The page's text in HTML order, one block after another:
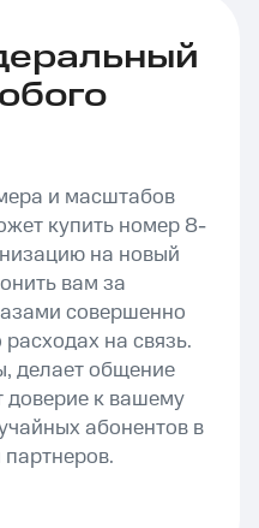
и масштабов
купить номер 8-
на новый
вам за
совершенно
на связь.
делает общение
к вашему
абонентов в